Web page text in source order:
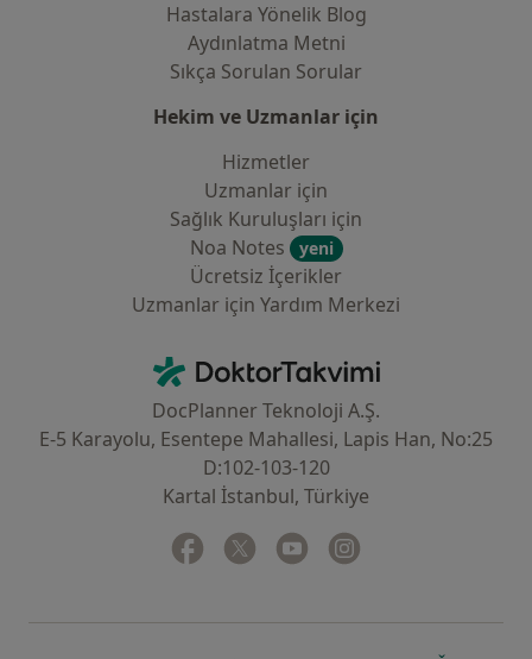
Hastalara Yönelik Blog
Aydınlatma Metni
Sıkça Sorulan Sorular
Hekim ve Uzmanlar için
Hizmetler
Uzmanlar için
Sağlık Kuruluşları için
Noa Notes
yeni
Ücretsiz İçerikler
Uzmanlar için Yardım Merkezi
DoktorTakvimi - Ana Sayfa
DocPlanner Teknoloji A.Ş.
E-5 Karayolu, Esentepe Mahallesi, Lapis Han, No:25
D:102-103-120
Kartal İstanbul, Türkiye
Facebook
yeni bir sekmede açılır
Twitter
yeni bir sekmede açılır
Youtube
yeni bir sekmede açılır